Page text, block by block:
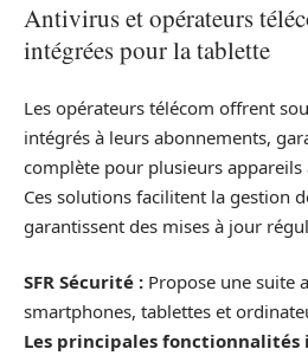
Antivirus et opérateurs
intégrées pour la tablette
Les opérateurs télécom offrent
intégrés à leurs abonnements,
complète pour plusieurs appareils
Ces solutions facilitent la gestion
garantissent des mises à jour
SFR Sécurité : Propose une suite
smartphones, tablettes et
Les principales fonctionnalités